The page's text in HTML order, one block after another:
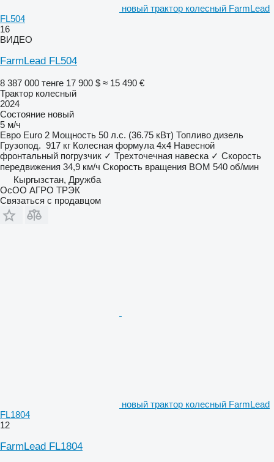
новый трактор колесный FarmLead
FL504
16
ВИДЕО
FarmLead FL504
8 387 000 тенге 17 900 $ ≈ 15 490 €
Трактор колесный
2024
Состояние новый
5 м/ч
Евро Euro 2 Мощность 50 л.с. (36.75 кВт) Топливо дизель
Грузопод. 917 кг Колесная формула 4x4 Навесной
фронтальный погрузчик ✓ Трехточечная навеска ✓ Скорость
передвижения 34,9 км/ч Скорость вращения ВОМ 540 об/мин
Кыргызстан, Дружба
ОсОО АГРО ТРЭК
Связаться с продавцом
новый трактор колесный FarmLead
FL1804
12
FarmLead FL1804